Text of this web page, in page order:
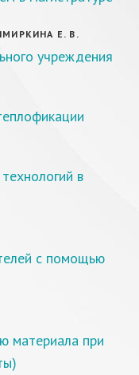
Е. В.
учреждения
в
с помощью
материала при